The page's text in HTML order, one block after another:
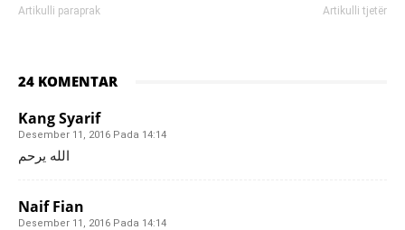
Artikulli paraprak Artikulli tjetër
24 KOMENTAR
Kang Syarif
Desember 11, 2016 Pada 14:14
الله يرحم
Naif Fian
Desember 11, 2016 Pada 14:14